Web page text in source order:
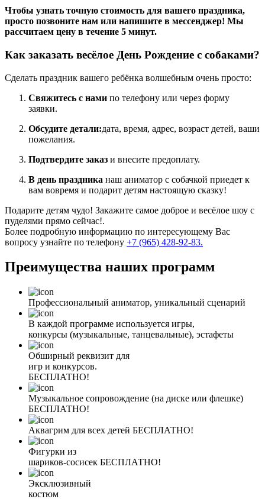
Чтобы узнать точную стоимость для вашего праздника,
просто позвоните нам или напишите в мессенджер! Мы
рассчитаем цену в течение 5 минут.
Как заказать весёлое День Рождение с собаками?
Сделать праздник вашего ребёнка волшебным очень просто:
Свяжитесь с нами по телефону или через форму
заявки.
Обсудите детали:дата, время, адрес, возраст детей, ваши
пожелания.
Подтвердите заказ и внесите предоплату.
В день праздника наш аниматор с собачкой приедет к
вам вовремя и подарит детям настоящую сказку!
Подарите детям чудо! Закажите самое доброе и весёлое шоу с
пуделями прямо сейчас!.
Более подробную информацию по интересующему Вас
вопросу узнайте по телефону +7 (965) 428-92-83.
Преимущества наших программ
Профессиональный аниматор, уникальный сценарий
В каждой программе используется игры,
конкурсы (музыкальные, танцевальные), эстафеты
Обширный реквизит для
игр и конкурсов.
БЕСПЛАТНО!
Музыкальное сопровождение (на диске или флешке)
БЕСПЛАТНО!
Аквагрим для всех детей БЕСПЛАТНО!
Фигурки из
шариков-сосисек БЕСПЛАТНО!
Эксклюзивный
костюм